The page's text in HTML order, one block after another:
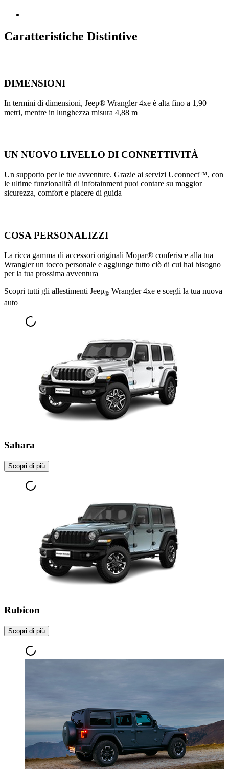
Caratteristiche Distintive
DIMENSIONI
In termini di dimensioni, Jeep® Wrangler 4xe è alta fino a 1,90
metri, mentre in lunghezza misura 4,88 m
UN NUOVO LIVELLO DI CONNETTIVITÀ
Un supporto per le tue avventure. Grazie ai servizi Uconnect™, con
le ultime funzionalità di infotainment puoi contare su maggior
sicurezza, comfort e piacere di guida
COSA PERSONALIZZI
La ricca gamma di accessori originali Mopar® conferisce alla tua
Wrangler un tocco personale e aggiunge tutto ciò di cui hai bisogno
per la tua prossima avventura
Scopri tutti gli allestimenti Jeep® Wrangler 4xe e scegli la tua nuova
auto
Sahara
Scopri di più
Rubicon
Scopri di più